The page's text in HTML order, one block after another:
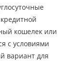
кошелек или
с условиями
вариант для